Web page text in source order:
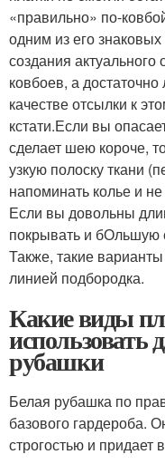
«правильно» по-
одним из его
создания
ковбоев, а
качестве отсылки к
кстати.Если вы
сделает шею короче,
узкую полоску ткани
напоминать колье и
Если вы довольны
покрывать и бОльшую
Также, такие
линией подбородка.
Какие виды
использовать
рубашки
Белая рубашка по
базового гардероба.
строгостью и придает